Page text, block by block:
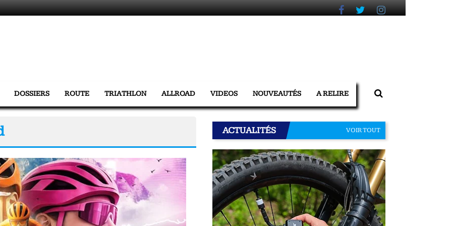
DOSSIERS ROUTE TRIATHLON ALLROAD VIDEOS NOUVEAUTÉS A RELIRE
ACTUALITÉS VOIR TOUT